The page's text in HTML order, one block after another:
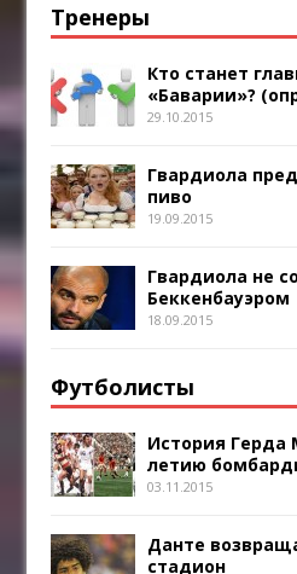
Тренеры
Кто станет
«Баварии»?
29.10.2015
Гвардиола
пиво
19.09.2015
Гвардиола не
Беккенбауэром
18.09.2015
Футболисты
История Герда
летию
03.11.2015
Данте
стадион